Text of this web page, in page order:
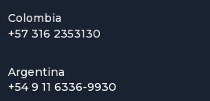
Colombia
+57 316 2353130
Argentina
+54 9 11 6336-9930